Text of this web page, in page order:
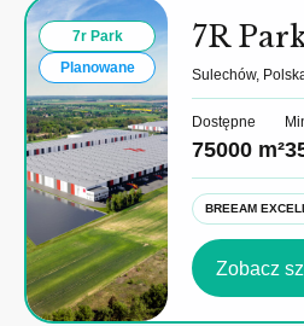
7r Park
Planowane
7R
Sulechów,
Dostępne
75000 m²
BREEAM
Zobacz